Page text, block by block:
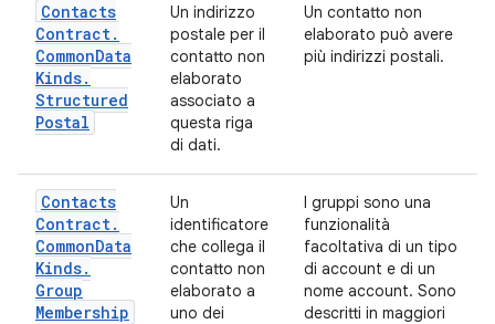
Contacts
Contract.
CommonData
Kinds.
Structured
Postal
Un indirizzo
postale per il
contatto non
elaborato
associato a
questa riga
di dati.
Un contatto non
elaborato può avere
più indirizzi postali.
Contacts
Contract.
CommonData
Kinds.
Group
Membership
Un
identificatore
che collega il
contatto non
elaborato a
uno dei
I gruppi sono una
funzionalità
facoltativa di un tipo
di account e di un
nome account. Sono
descritti in maggiori